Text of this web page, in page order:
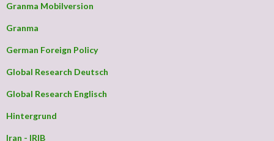
Granma Mobilversion
Granma
German Foreign Policy
Global Research Deutsch
Global Research Englisch
Hintergrund
Iran - IRIB